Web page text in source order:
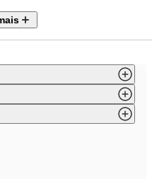
para GN